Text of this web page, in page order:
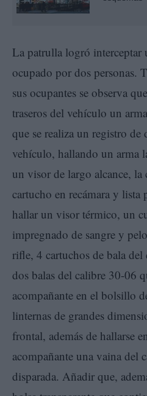
La patrulla logró
ocupado por dos personas.
sus ocupantes se observa
traseros del vehículo un
que se realiza un registro de
vehículo, hallando un arma
un visor de largo alcance, la
cartucho en recámara y lista
hallar un visor térmico, un
impregnado de sangre y
rifle, 4 cartuchos de bala
dos balas del calibre 30-06
acompañante en el bolsillo
linternas de grandes
frontal, además de hallarse
acompañante una vaina del
disparada. Añadir que,